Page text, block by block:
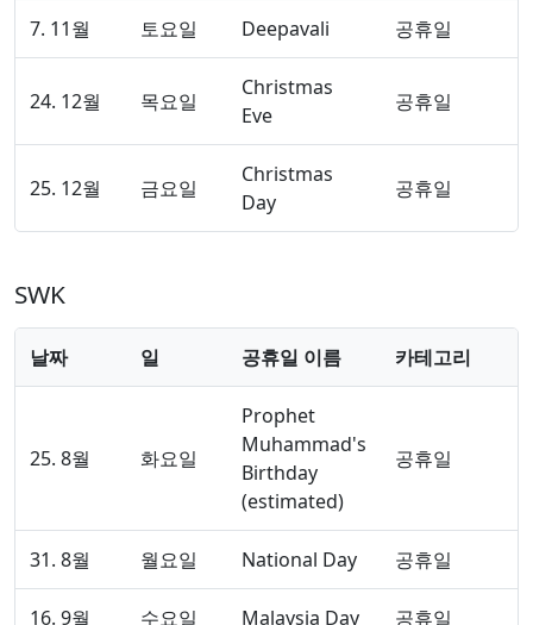
7. 11월 토요일 Deepavali 공휴일
24. 12월 목요일
Christmas
Eve
공휴일
25. 12월 금요일
Christmas
Day
공휴일
SWK
날짜 일 공휴일 이름 카테고리
25. 8월 화요일
Prophet
Muhammad's
Birthday
(estimated)
공휴일
31. 8월 월요일 National Day 공휴일
16. 9월 수요일 Malaysia Day 공휴일